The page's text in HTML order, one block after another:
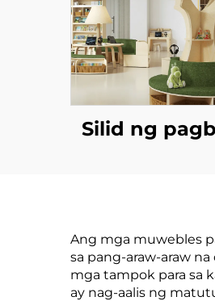
Silid ng
Ang mga muwebles
sa pang-araw-araw
mga tampok para sa
ay nag-aalis ng